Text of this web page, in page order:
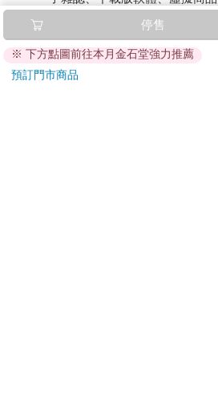
已拆封之個人衛生用品。（如
若非上列種類商品，均享有到貨7天
日）。
停售
※ 下方點圖前往本月金石堂強力推薦
預訂門市商品